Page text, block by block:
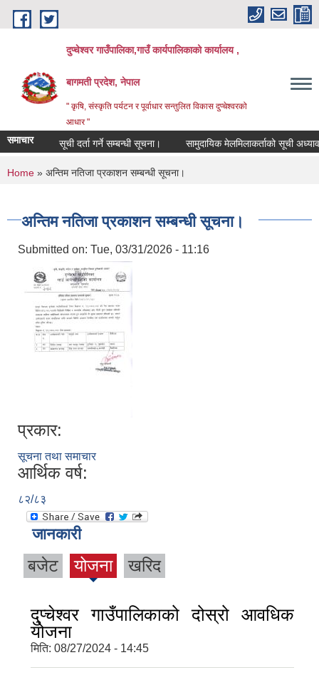
Skip to main content
दुप्चेश्वर गाउँपालिका,गाउँ कार्यपालिकाको कार्यालय ,
बागमती प्रदेश, नेपाल
" कृषि, संस्कृति पर्यटन र पूर्वाधार सन्तुलित विकास दुप्चेश्वरको
आधार "
समाचार सूची दर्ता गर्ने सम्बन्धी सूचना। सामुदायिक मेलमिलाकर्ताको सूची अध्यावधिक
You are here
Home » अन्तिम नतिजा प्रकाशन सम्बन्धी सूचना।
अन्तिम नतिजा प्रकाशन सम्बन्धी सूचना।
Submitted on: Tue, 03/31/2026 - 11:16
प्रकार:
सूचना तथा समाचार
आर्थिक वर्ष:
८२/८३
जानकारी
बजेट योजना खरिद
दुप्चेश्वर गाउँपालिकाको दोस्रो आवधिक
योजना
मिति: 08/27/2024 - 14:45